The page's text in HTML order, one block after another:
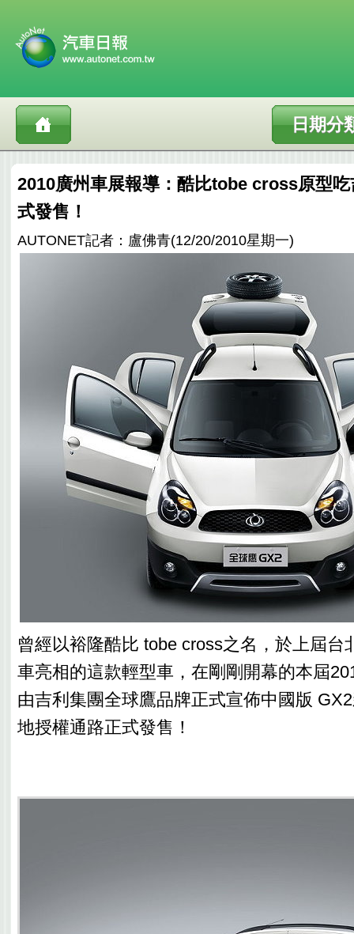
日期分
2010廣州車展報導：酷比tobe cross原型
式發售！
AUTONET記者：盧佛青(12/20/2010星期一)
曾經以裕隆酷比 tobe cross之名，於上屆台
車亮相的這款輕型車，在剛剛開幕的本屆
由吉利集團全球鷹品牌正式宣佈中國版
地授權通路正式發售！